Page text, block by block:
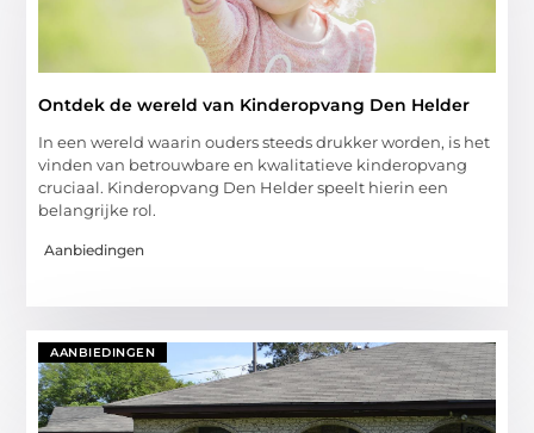
Ontdek de wereld van Kinderopvang Den Helder
In een wereld waarin ouders steeds drukker worden, is het
vinden van betrouwbare en kwalitatieve kinderopvang
cruciaal. Kinderopvang Den Helder speelt hierin een
belangrijke rol.
Aanbiedingen
AANBIEDINGEN